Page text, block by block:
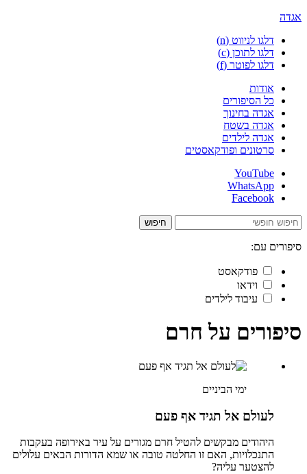
אגדה
דלגו לניווט (n)
דלגו לתוכן (c)
דלגו לפוטר (f)
אודות
כל הסיפורים
אגדה בחינוך
אגדה בשטח
אגדה לילדים
סרטונים ופודקאסטים
YouTube
WhatsApp
Facebook
חיפוש
סיפורים עם:
פודקאסט
וידאו
עיבוד לילדים
סיפורים על חרם
ימי הביניים
לעולם אל תגיד אף פעם
היהודים מבקשים להטיל חרם מגורים על עיר באירופה בעקבות
התנכלויות, האם זו החלטה טובה או שמא הדורות הבאים עלולים
להצטער עליה?